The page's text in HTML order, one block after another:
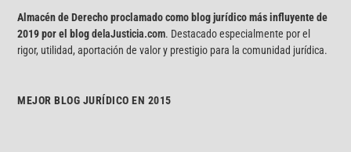
Almacén de Derecho proclamado como blog jurídico más influyente de
2019 por el blogdelaJusticia.com. Destacado especialmente por el
rigor, utilidad, aportación de valor y prestigio para la comunidad jurídica.
MEJOR BLOG JURÍDICO EN 2015